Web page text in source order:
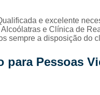
e excelente
e Clínica de
sempre a disposição do
para Pessoas